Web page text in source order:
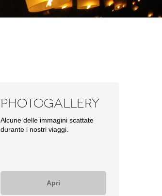
Photogallery
Alcune delle immagini scattate
durante i nostri viaggi.
Apri